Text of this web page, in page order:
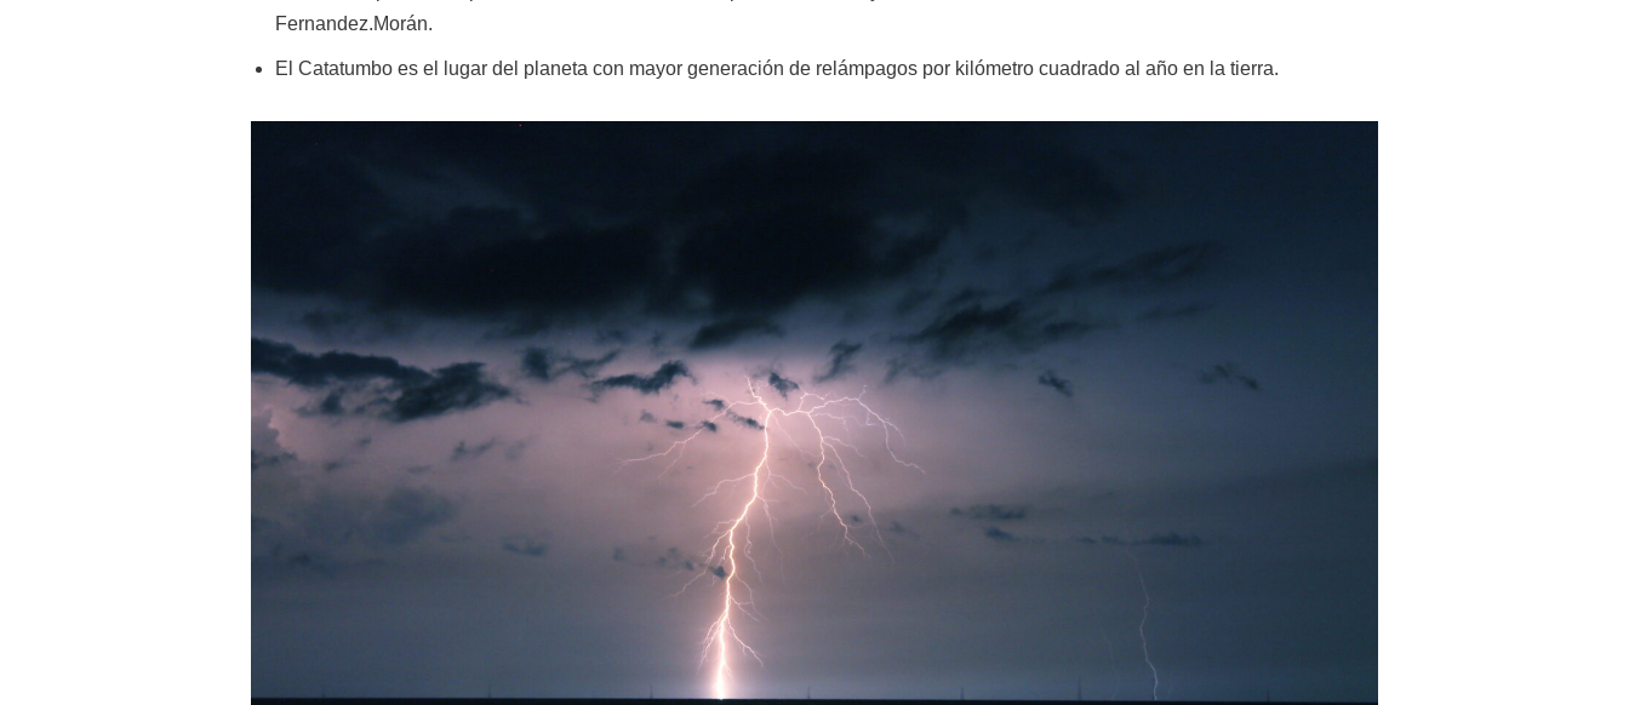
Fernandez.Morán.
El Catatumbo es el lugar del planeta con mayor generación de relámpagos por kilómetro cuadrado al año en la tierra.